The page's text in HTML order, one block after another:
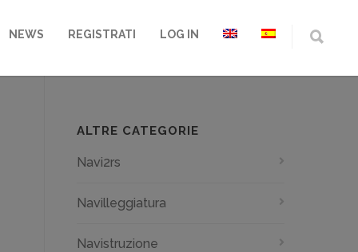
NEWS REGISTRATI LOG IN
ALTRE CATEGORIE
Navi2rs
Navilleggiatura
Navistruzione